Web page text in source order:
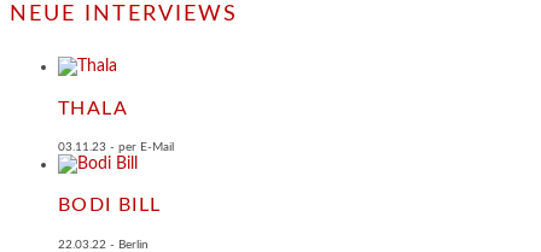
NEUE INTERVIEWS
THALA
03.11.23 - per E-Mail
BODI BILL
22.03.22 - Berlin